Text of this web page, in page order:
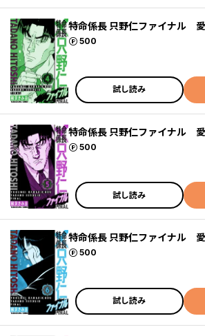
特命係長 只野仁ファイナル
500
ポイント
試し読み
特命係長 只野仁ファイナル
500
ポイント
試し読み
特命係長 只野仁ファイナル
500
ポイント
試し読み